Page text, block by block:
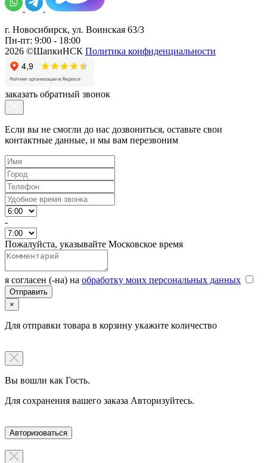
г. Новосибирск, ул. Воинская 63/3
Пн-пт: 9:00 - 18:00
2026 ©ШапкиНСК Политика конфиденциальности
заказать обратный звонок
Если вы не смогли до нас дозвониться, оставьте свои
контактные данные, и мы вам перезвоним
-
Пожалуйста, указывайте Московское время
я согласен (-на) на обработку моих персональных данных
×
Для отправки товара в корзину укажите количество
Вы вошли как Гость.
Для сохранения вашего заказа Авторизуйтесь.
Авторизоваться